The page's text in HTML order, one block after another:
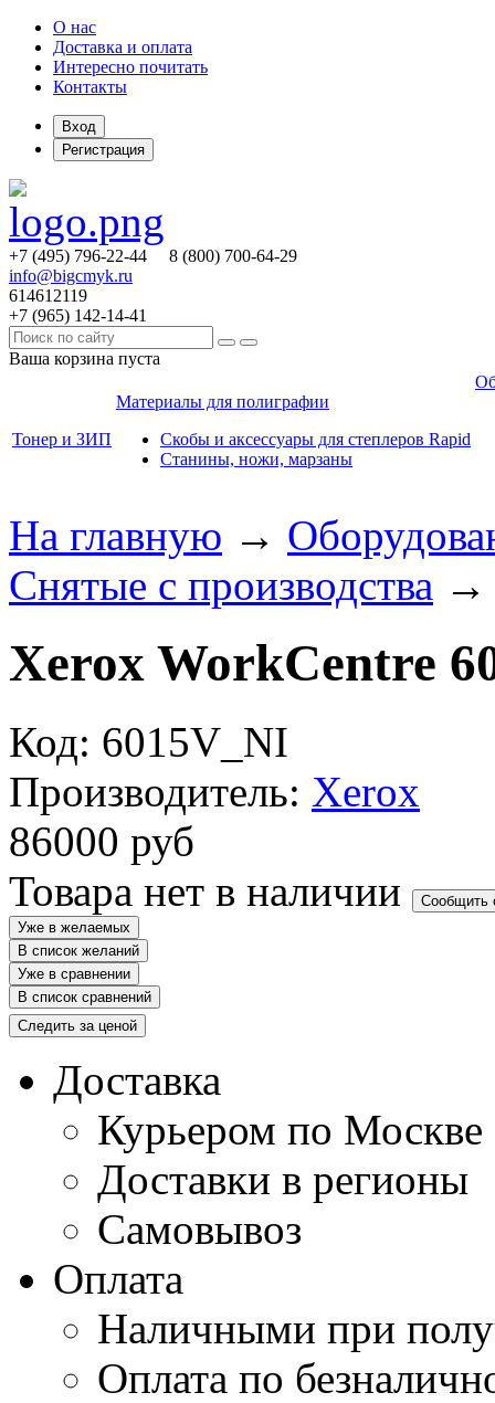
О нас
Доставка и оплата
Интересно почитать
Контакты
Вход
Регистрация
+7 (495) 796-22-44 8 (800) 700-64-29
info@bigcmyk.ru
614612119
+7 (965) 142-14-41
Ваша корзина пуста
Тонер и ЗИП
Материалы для полиграфии
Скобы и аксессуары для степлеров Rapid
Станины, ножи, марзаны
На главную →
Снятые с производства
Xerox WorkCentre
Код: 6015V_NI
Производитель: Xerox
86000 руб
Товара нет в наличии
Сообщить
Уже в желаемых
В список желаний
Уже в сравнении
В список сравнений
Следить за ценой
Доставка
Курьером по Москве
Доставки в регионы
Самовывоз
Оплата
Наличными при
Оплата по